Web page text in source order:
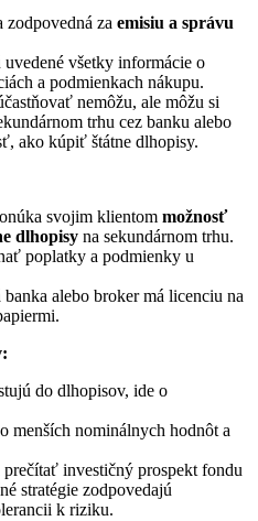
za emisiu a správu
všetky informácie o
a podmienkach nákupu.
nemôžu, ale môžu si
trhu cez banku alebo
ako kúpiť štátne dlhopisy.
svojim klientom možnosť
dlhopisy na sekundárnom trhu.
poplatky a podmienky u
alebo broker má licenciu na
do dlhopisov, ide o
menších nominálnych hodnôt a
investičný prospekt fondu
stratégie zodpovedajú
k riziku.